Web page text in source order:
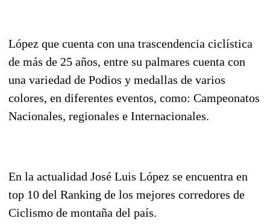
López que cuenta con una trascendencia ciclística
de más de 25 años, entre su palmares cuenta con
una variedad de Podios y medallas de varios
colores, en diferentes eventos, como: Campeonatos
Nacionales, regionales e Internacionales.
En la actualidad José Luis López se encuentra en
top 10 del Ranking de los mejores corredores de
Ciclismo de montaña del país.